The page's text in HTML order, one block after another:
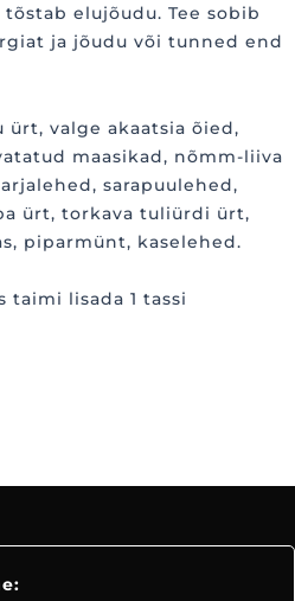
elujõudu. Tee sobib
ja jõudu või tunned end
ürt, valge akaatsia õied,
maasikad, nõmm-liiva
sarapuulehed,
ürt, torkava tuliürdi ürt,
piparmünt, kaselehed.
taimi lisada 1 tassi